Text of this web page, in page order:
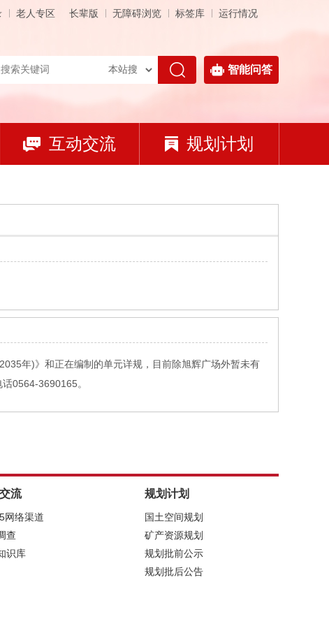
老人专区 长辈版 无障碍浏览 标签库 运行情况
智能问答
互动交流 规划计划
年)》和正在编制的单元详规，目前除旭辉广场外暂未有
0564-3690165。
流
网络渠道
查
识库
规划计划
国土空间规划
矿产资源规划
规划批前公示
规划批后公告